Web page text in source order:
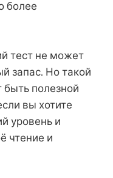
более
тест не может
запас. Но такой
полезной
вы хотите
уровень и
чтение и